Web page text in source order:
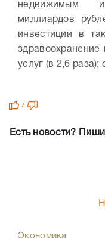
недвижимым
миллиардов
инвестиции в
здравоохранение
услуг (в 2,6 раза);
/
Есть новости?
Экономика